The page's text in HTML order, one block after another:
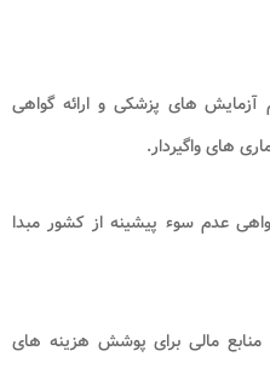
های پزشکی و ارائه گواهی
های واگیردار.
عدم سوء پیشینه از کشور مبدا
منابع مالی برای پوشش هزینه های